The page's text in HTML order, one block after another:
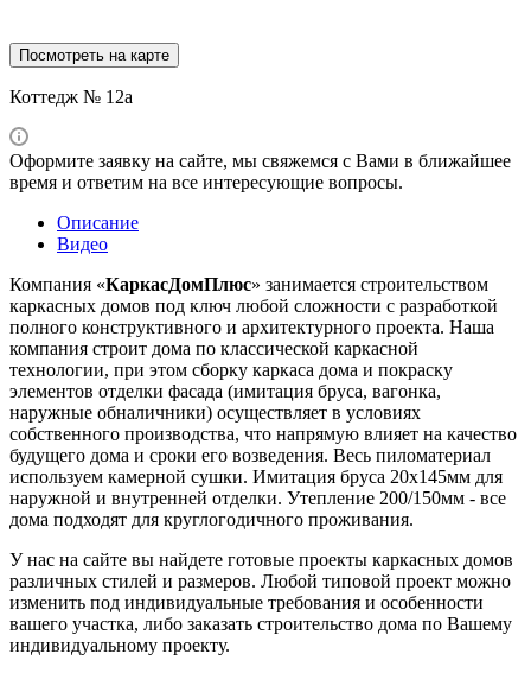
Посмотреть на карте
Коттедж № 12a
Оформите заявку на сайте, мы свяжемся с Вами в ближайшее
время и ответим на все интересующие вопросы.
Описание
Видео
Компания «КаркасДомПлюс» занимается строительством
каркасных домов под ключ любой сложности с разработкой
полного конструктивного и архитектурного проекта. Наша
компания строит дома по классической каркасной
технологии, при этом сборку каркаса дома и покраску
элементов отделки фасада (имитация бруса, вагонка,
наружные обналичники) осуществляет в условиях
собственного производства, что напрямую влияет на качество
будущего дома и сроки его возведения. Весь пиломатериал
используем камерной сушки. Имитация бруса 20х145мм для
наружной и внутренней отделки. Утепление 200/150мм - все
дома подходят для круглогодичного проживания.
У нас на сайте вы найдете готовые проекты каркасных домов
различных стилей и размеров. Любой типовой проект можно
изменить под индивидуальные требования и особенности
вашего участка, либо заказать строительство дома по Вашему
индивидуальному проекту.